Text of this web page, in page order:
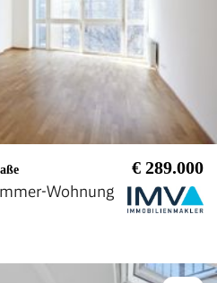
€ 289.000
Wohnung